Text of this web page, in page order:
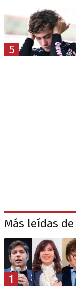
5
Más leídas
1